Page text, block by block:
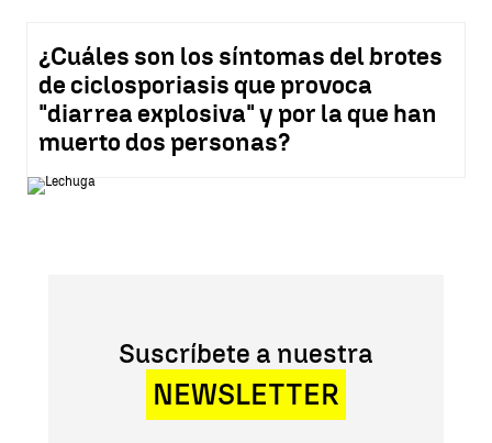
¿Cuáles son los síntomas del brotes
de ciclosporiasis que provoca
"diarrea explosiva" y por la que han
muerto dos personas?
Suscríbete a nuestra
NEWSLETTER